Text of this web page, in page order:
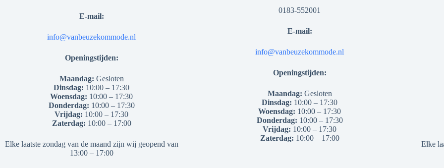
E-mail:
info@vanbeuzekommode.nl
Openingstijden:
Maandag: Gesloten
Dinsdag: 10:00 – 17:30
Woensdag: 10:00 – 17:30
Donderdag: 10:00 – 17:30
Vrijdag: 10:00 – 17:30
Zaterdag: 10:00 – 17:00
Elke laatste zondag van de maand zijn wij geopend van
13:00 – 17:00
0183-552001
E-mail:
info@vanbeuzekommode.nl
Openingstijden:
Maandag: Gesloten
Dinsdag: 10:00 – 17:30
Woensdag: 10:00 – 17:30
Donderdag: 10:00 – 17:30
Vrijdag: 10:00 – 17:30
Zaterdag: 10:00 – 17:00
Elke